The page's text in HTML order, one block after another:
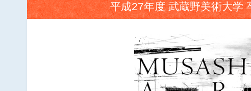
平成27年度 武蔵野美術大学